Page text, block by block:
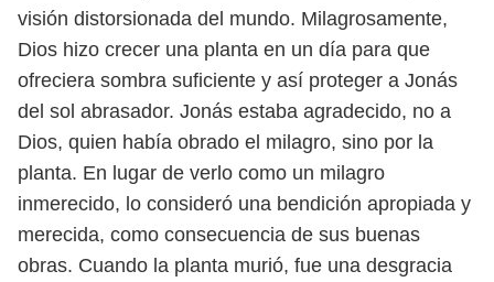
visión distorsionada del mundo. Milagrosamente,
Dios hizo crecer una planta en un día para que
ofreciera sombra suficiente y así proteger a Jonás
del sol abrasador. Jonás estaba agradecido, no a
Dios, quien había obrado el milagro, sino por la
planta. En lugar de verlo como un milagro
inmerecido, lo consideró una bendición apropiada y
merecida, como consecuencia de sus buenas
obras. Cuando la planta murió, fue una desgracia